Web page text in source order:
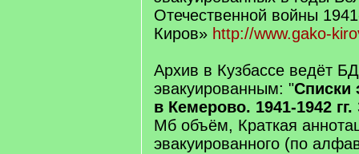
Отечественной войны
Киров» http://www.gako-
Архив в Кузбассе ведёт
эвакуированным: "Списки
в Кемерово. 1941-1942 гг.
Мб объём, Краткая
эвакуированного (по